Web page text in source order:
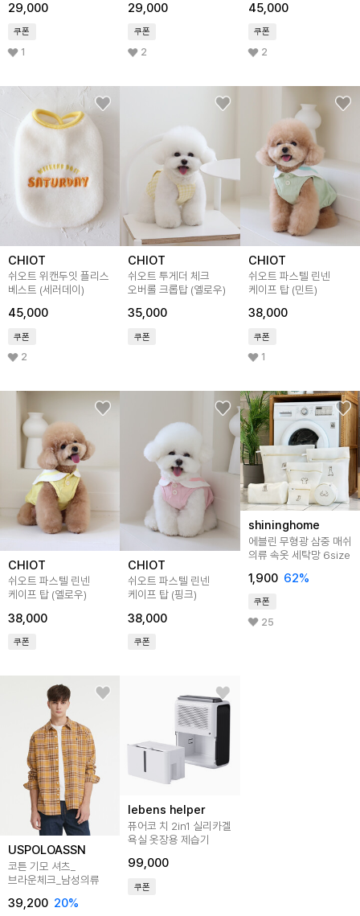
29,000
쿠폰
1
29,000
쿠폰
2
45,000
쿠폰
2
CHIOT
쉬오트 위캔두잇 플리스
베스트 (세러데이)
45,000
쿠폰
2
CHIOT
쉬오트 투게더 체크
오버롤 크롭탑 (옐로우)
35,000
쿠폰
CHIOT
쉬오트 파스텔 린넨
케이프 탑 (민트)
38,000
쿠폰
1
CHIOT
쉬오트 파스텔 린넨
케이프 탑 (옐로우)
38,000
쿠폰
CHIOT
쉬오트 파스텔 린넨
케이프 탑 (핑크)
38,000
쿠폰
shininghome
에블린 무형광 삼중 매쉬
의류 속옷 세탁망 6size
1,900 62%
쿠폰
25
USPOLOASSN
코튼 기모 셔츠_
브라운체크_남성의류
39,200 20%
lebens helper
퓨어코 치 2in1 실리카겔
욕실 옷장용 제습기
99,000
쿠폰